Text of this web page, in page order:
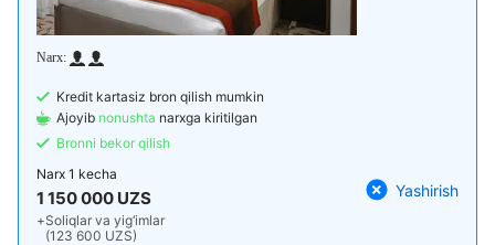
Kredit kartasiz bron qilish mumkin
Ajoyib nonushta narxga kiritilgan
Bronni bekor qilish
Narx 1 kecha
1 150 000 UZS
+Soliqlar va yig‘imlar
(123 600 UZS)
Yashirish